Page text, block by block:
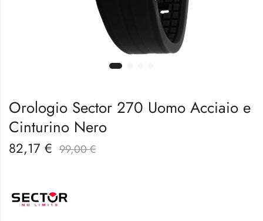
Orologio Sector 270 Uomo Acciaio e
Cinturino Nero
82,17 € 99,00€